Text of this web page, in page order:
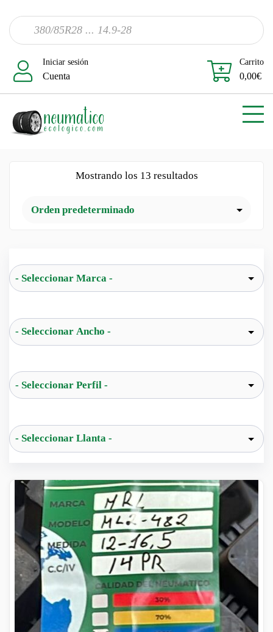
Iniciar sesión
Cuenta
Carrito
0,00€
Mostrando los 13 resultados